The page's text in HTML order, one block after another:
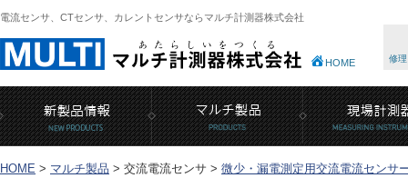
電流センサ、CTセンサ、カレントセンサならマルチ計測器株式会社
HOME 修
HOME > マルチ製品 > 交流電流センサ > 微少・漏電測定用交流電流センサ